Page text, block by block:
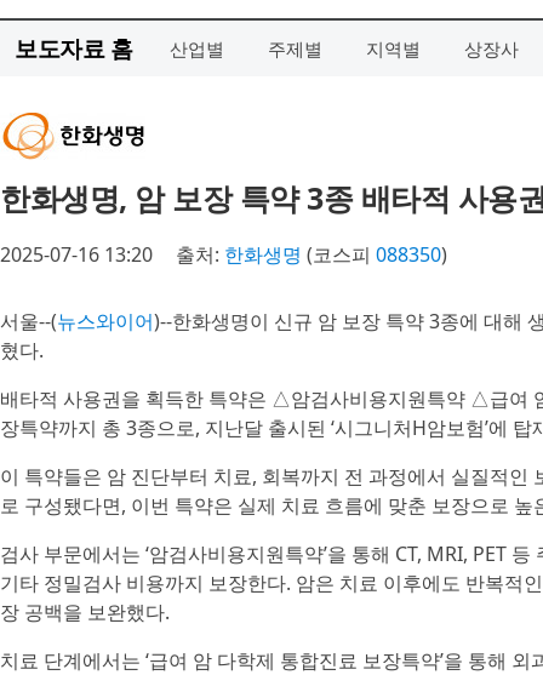
보도자료 홈 산업별 주제별 지역별 상장사
한화생명, 암 보장 특약 3종 배타적 사용
2025-07-16 13:20 출처: 한화생명 (코스피 088350)
서울--(뉴스와이어)--한화생명이 신규 암 보장 특약 3종에 대해
혔다.
배타적 사용권을 획득한 특약은 △암검사비용지원특약 △급여
장특약까지 총 3종으로, 지난달 출시된 ‘시그니처H암보험’에 탑
이 특약들은 암 진단부터 치료, 회복까지 전 과정에서 실질적
로 구성됐다면, 이번 특약은 실제 치료 흐름에 맞춘 보장으로 높
검사 부문에서는 ‘암검사비용지원특약’을 통해 CT, MRI, PET
기타 정밀검사 비용까지 보장한다. 암은 치료 이후에도 반복적
장 공백을 보완했다.
치료 단계에서는 ‘급여 암 다학제 통합진료 보장특약’을 통해